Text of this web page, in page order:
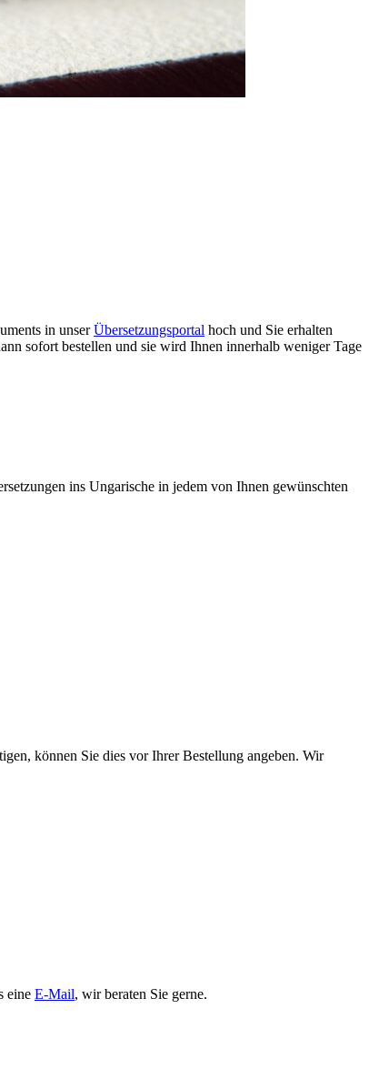
in unserÜbersetzungsportal hoch und Sie erhalten
sofort bestellen und sie wird Ihnen innerhalb weniger Tage
ins Ungarische in jedem von Ihnen gewünschten
können Sie dies vor Ihrer Bestellung angeben. Wir
eine E-Mail, wir beraten Sie gerne.